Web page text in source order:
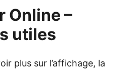
Online –
utiles
plus sur l’affichage, la